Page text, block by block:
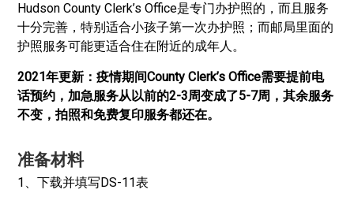
Hudson County Clerk’s Office是专门办护照的，而且服务
十分完善，特别适合小孩子第一次办护照；而邮局里面的
护照服务可能更适合住在附近的成年人。
2021年更新：疫情期间County Clerk’s Office需要提前电
话预约，加急服务从以前的2-3周变成了5-7周，其余服务
不变，拍照和免费复印服务都还在。
准备材料
1、下载并填写DS-11表